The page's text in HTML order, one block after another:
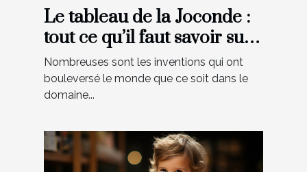
Le tableau de la Joconde :
tout ce qu’il faut savoir sur
cette œuvre artistique
Nombreuses sont les inventions qui ont
bouleversé le monde que ce soit dans le
domaine...